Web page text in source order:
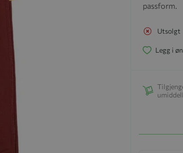
passform.
Utsolgt
Legg i